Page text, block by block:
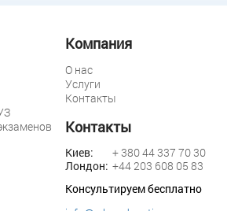
Компания
О нас
Услуги
Контакты
Контакты
Киев:
+ 380 44 337 70 30
Лондон: +44 203 608 05 83
Консультируем бесплатно